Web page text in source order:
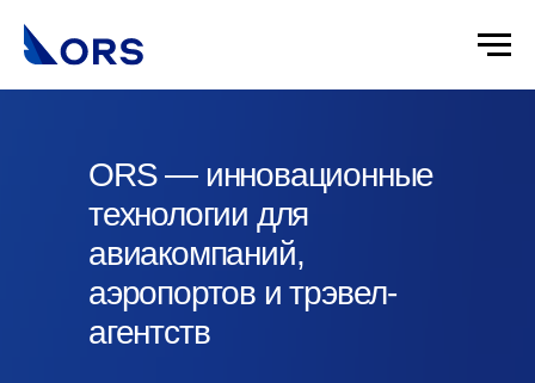
ORS — инновационные
технологии для
авиакомпаний,
аэропортов и трэвел-
агентств